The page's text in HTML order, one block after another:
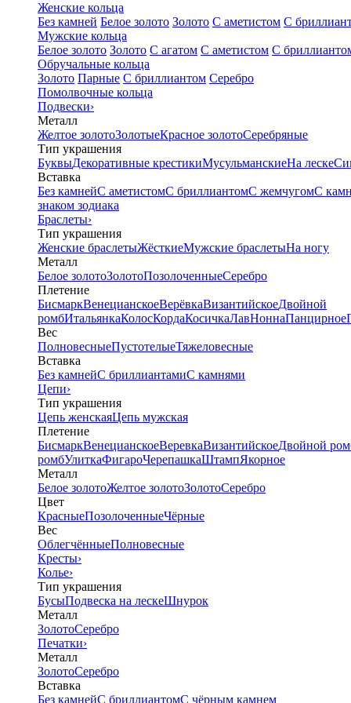
Женские кольца
Без камней Белое золото Золото С аметистом С
Мужские кольца
Белое золото Золото С агатом С аметистом С
Обручальные кольца
Золото Парные С бриллиантом Серебро
Помолвочные кольца
Подвески›
Металл
Желтое золотоЗолотыеКрасное золотоСеребряные
Тип украшения
БуквыДекоративные крестикиМусульманскиеНа леске
Вставка
Без камнейС аметистомС бриллиантомС жемчугомС
знаком зодиака
Браслеты›
Тип украшения
Женские браслетыЖёсткиеМужские браслетыНа ногу
Металл
Белое золотоЗолотоПозолоченныеСеребро
Плетение
БисмаркВенецианскоеВерёвкаВизантийскоеДвойной
ромбИтальянкаКолосКордаКосичкаЛавНоннаПанцирное
Вес
ПолновесныеПустотелыеТяжеловесные
Вставка
Без камнейС бриллиантамиС камнями
Цепи›
Тип украшения
Цепь женскаяЦепь мужская
Плетение
БисмаркВенецианскоеВеревкаВизантийскоеДвойной
ромбУлиткаФигароЧерепашкаШтампЯкорное
Металл
Белое золотоЖелтое золотоЗолотоСеребро
Цвет
КрасныеПозолоченныеЧёрные
Вес
ОблегчённыеПолновесные
Кресты›
Колье›
Тип украшения
БусыПодвеска на лескеШнурок
Металл
ЗолотоСеребро
Печатки›
Металл
ЗолотоСеребро
Вставка
Без камнейС бриллиантомС чёрным камнем